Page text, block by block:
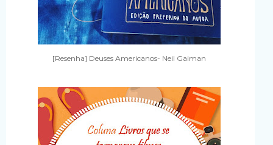
[Resenha] Deuses Americanos- Neil Gaiman